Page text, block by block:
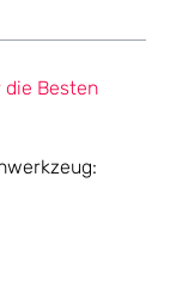
die Besten